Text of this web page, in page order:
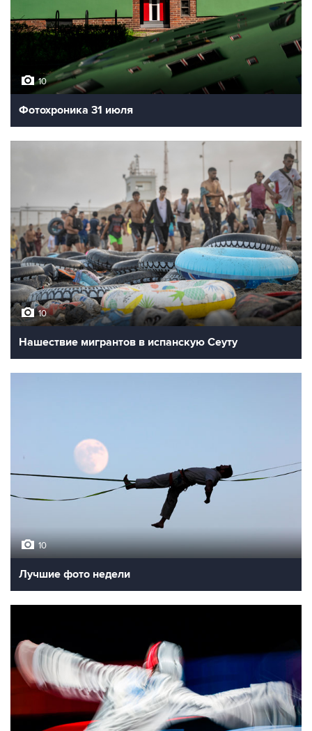
10
Фотохроника 31 июля
10
Нашествие мигрантов в испанскую Сеуту
10
Лучшие фото недели